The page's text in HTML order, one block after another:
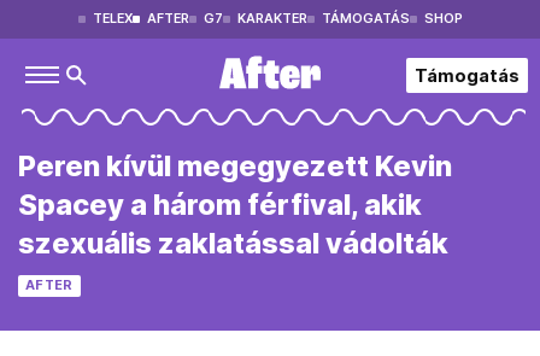
TELEX AFTER G7 KARAKTER TÁMOGATÁS SHOP
Támogatás
Peren kívül megegyezett Kevin
Spacey a három férfival, akik
szexuális zaklatással vádolták
AFTER